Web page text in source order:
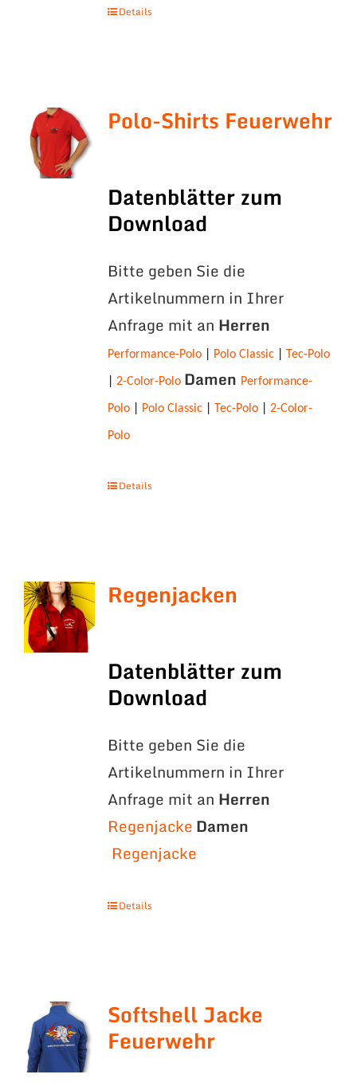
Details
Polo-Shirts Feuerwehr
Datenblätter zum
Download
Bitte geben Sie die
Artikelnummern in Ihrer
Anfrage mit an Herren
Performance-Polo| Polo Classic| Tec-Polo
2-Color-Polo Damen Performance-
Polo| Polo Classic| Tec-Polo| 2-Color-
Polo
Details
Regenjacken
Datenblätter zum
Download
Bitte geben Sie die
Artikelnummern in Ihrer
Anfrage mit an Herren
RegenjackeDamen
Regenjacke
Details
Softshell Jacke
Feuerwehr